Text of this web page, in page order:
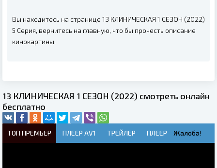
Вы находитесь на странице 13 КЛИНИЧЕСКАЯ 1 СЕЗОН (2022)
5 Серия, вернитесь на главную, что бы прочесть описание
кинокартины.
13 КЛИНИЧЕСКАЯ 1 СЕЗОН (2022) смотреть онлайн
бесплатно
ТОП ПРЕМЬЕР ПЛЕЕР AV1 ТРЕЙЛЕР ПЛЕЕР Жалоба!